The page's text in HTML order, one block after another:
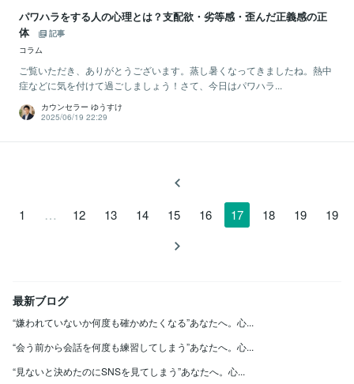
パワハラをする人の心理とは？支配欲・劣等感・歪んだ正義感の正
体
記事
コラム
ご覧いただき、ありがとうございます。蒸し暑くなってきましたね。熱中
症などに気を付けて過ごしましょう！さて、今日はパワハラ...
カウンセラー ゆうすけ
2025/06/19 22:29
1 … 12 13 14 15 16 17 18 19 19
最新ブログ
“嫌われていないか何度も確かめたくなる”あなたへ。心...
“会う前から会話を何度も練習してしまう”あなたへ。心...
“見ないと決めたのにSNSを見てしまう”あなたへ。心...